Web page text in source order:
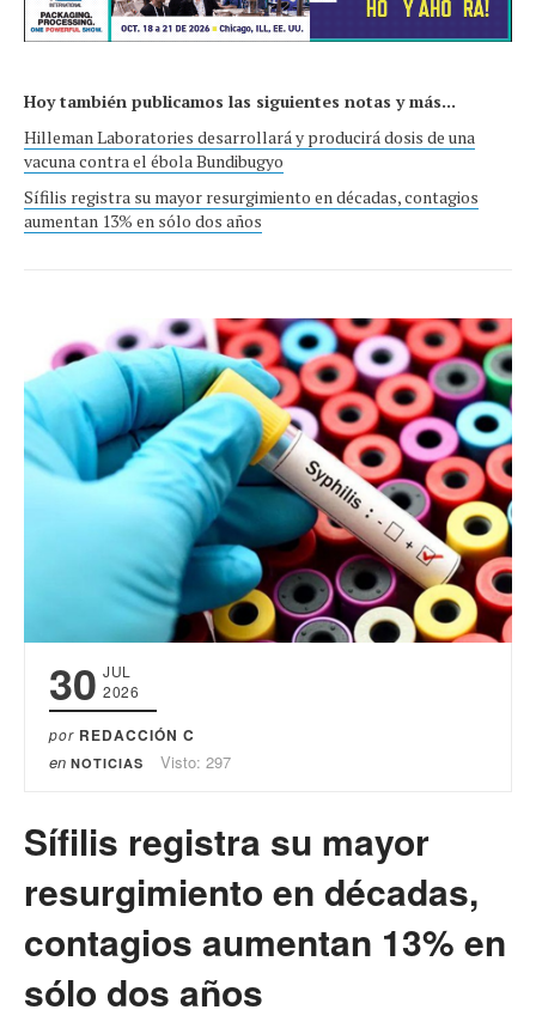
Hoy también publicamos las siguientes notas y más...
Hilleman Laboratories desarrollará y producirá dosis de una
vacuna contra el ébola Bundibugyo
Sífilis registra su mayor resurgimiento en décadas, contagios
aumentan 13% en sólo dos años
30 JUL
2026
por REDACCIÓN C
en NOTICIAS Visto: 297
Sífilis registra su mayor
resurgimiento en décadas,
contagios aumentan 13% en
sólo dos años